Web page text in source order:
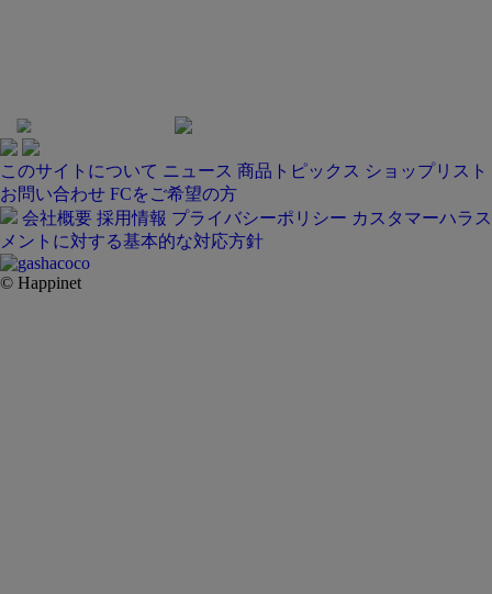
このサイトについて ニュース 商品トピックス ショップリスト
お問い合わせ FCをご希望の方
会社概要 採用情報 プライバシーポリシー カスタマーハラス
メントに対する基本的な対応方針
© Happinet